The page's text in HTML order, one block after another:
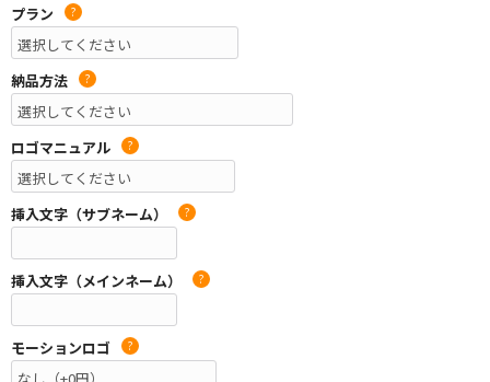
プラン
?
納品方法 ?
ロゴマニュアル ?
挿入文字（サブネーム） ?
挿入文字（メインネーム） ?
モーションロゴ ?